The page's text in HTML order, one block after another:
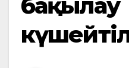
бақылау